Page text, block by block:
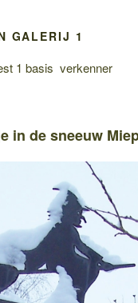
GALERIJ 1
1 basis verkenner
in de sneeuw